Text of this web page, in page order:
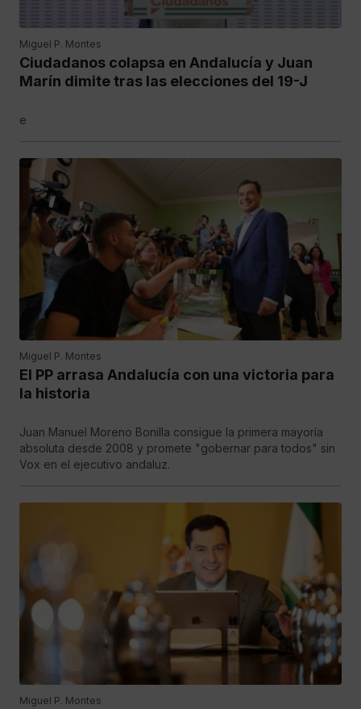
Miguel P. Montes
Ciudadanos colapsa en Andalucía y Juan
Marín dimite tras las elecciones del 19-J
e
Miguel P. Montes
El PP arrasa Andalucía con una victoria para
la historia
Juan Manuel Moreno Bonilla consigue la primera mayoría
absoluta desde 2008 y promete "gobernar para todos" sin
Vox en el ejecutivo andaluz.
Miguel P. Montes